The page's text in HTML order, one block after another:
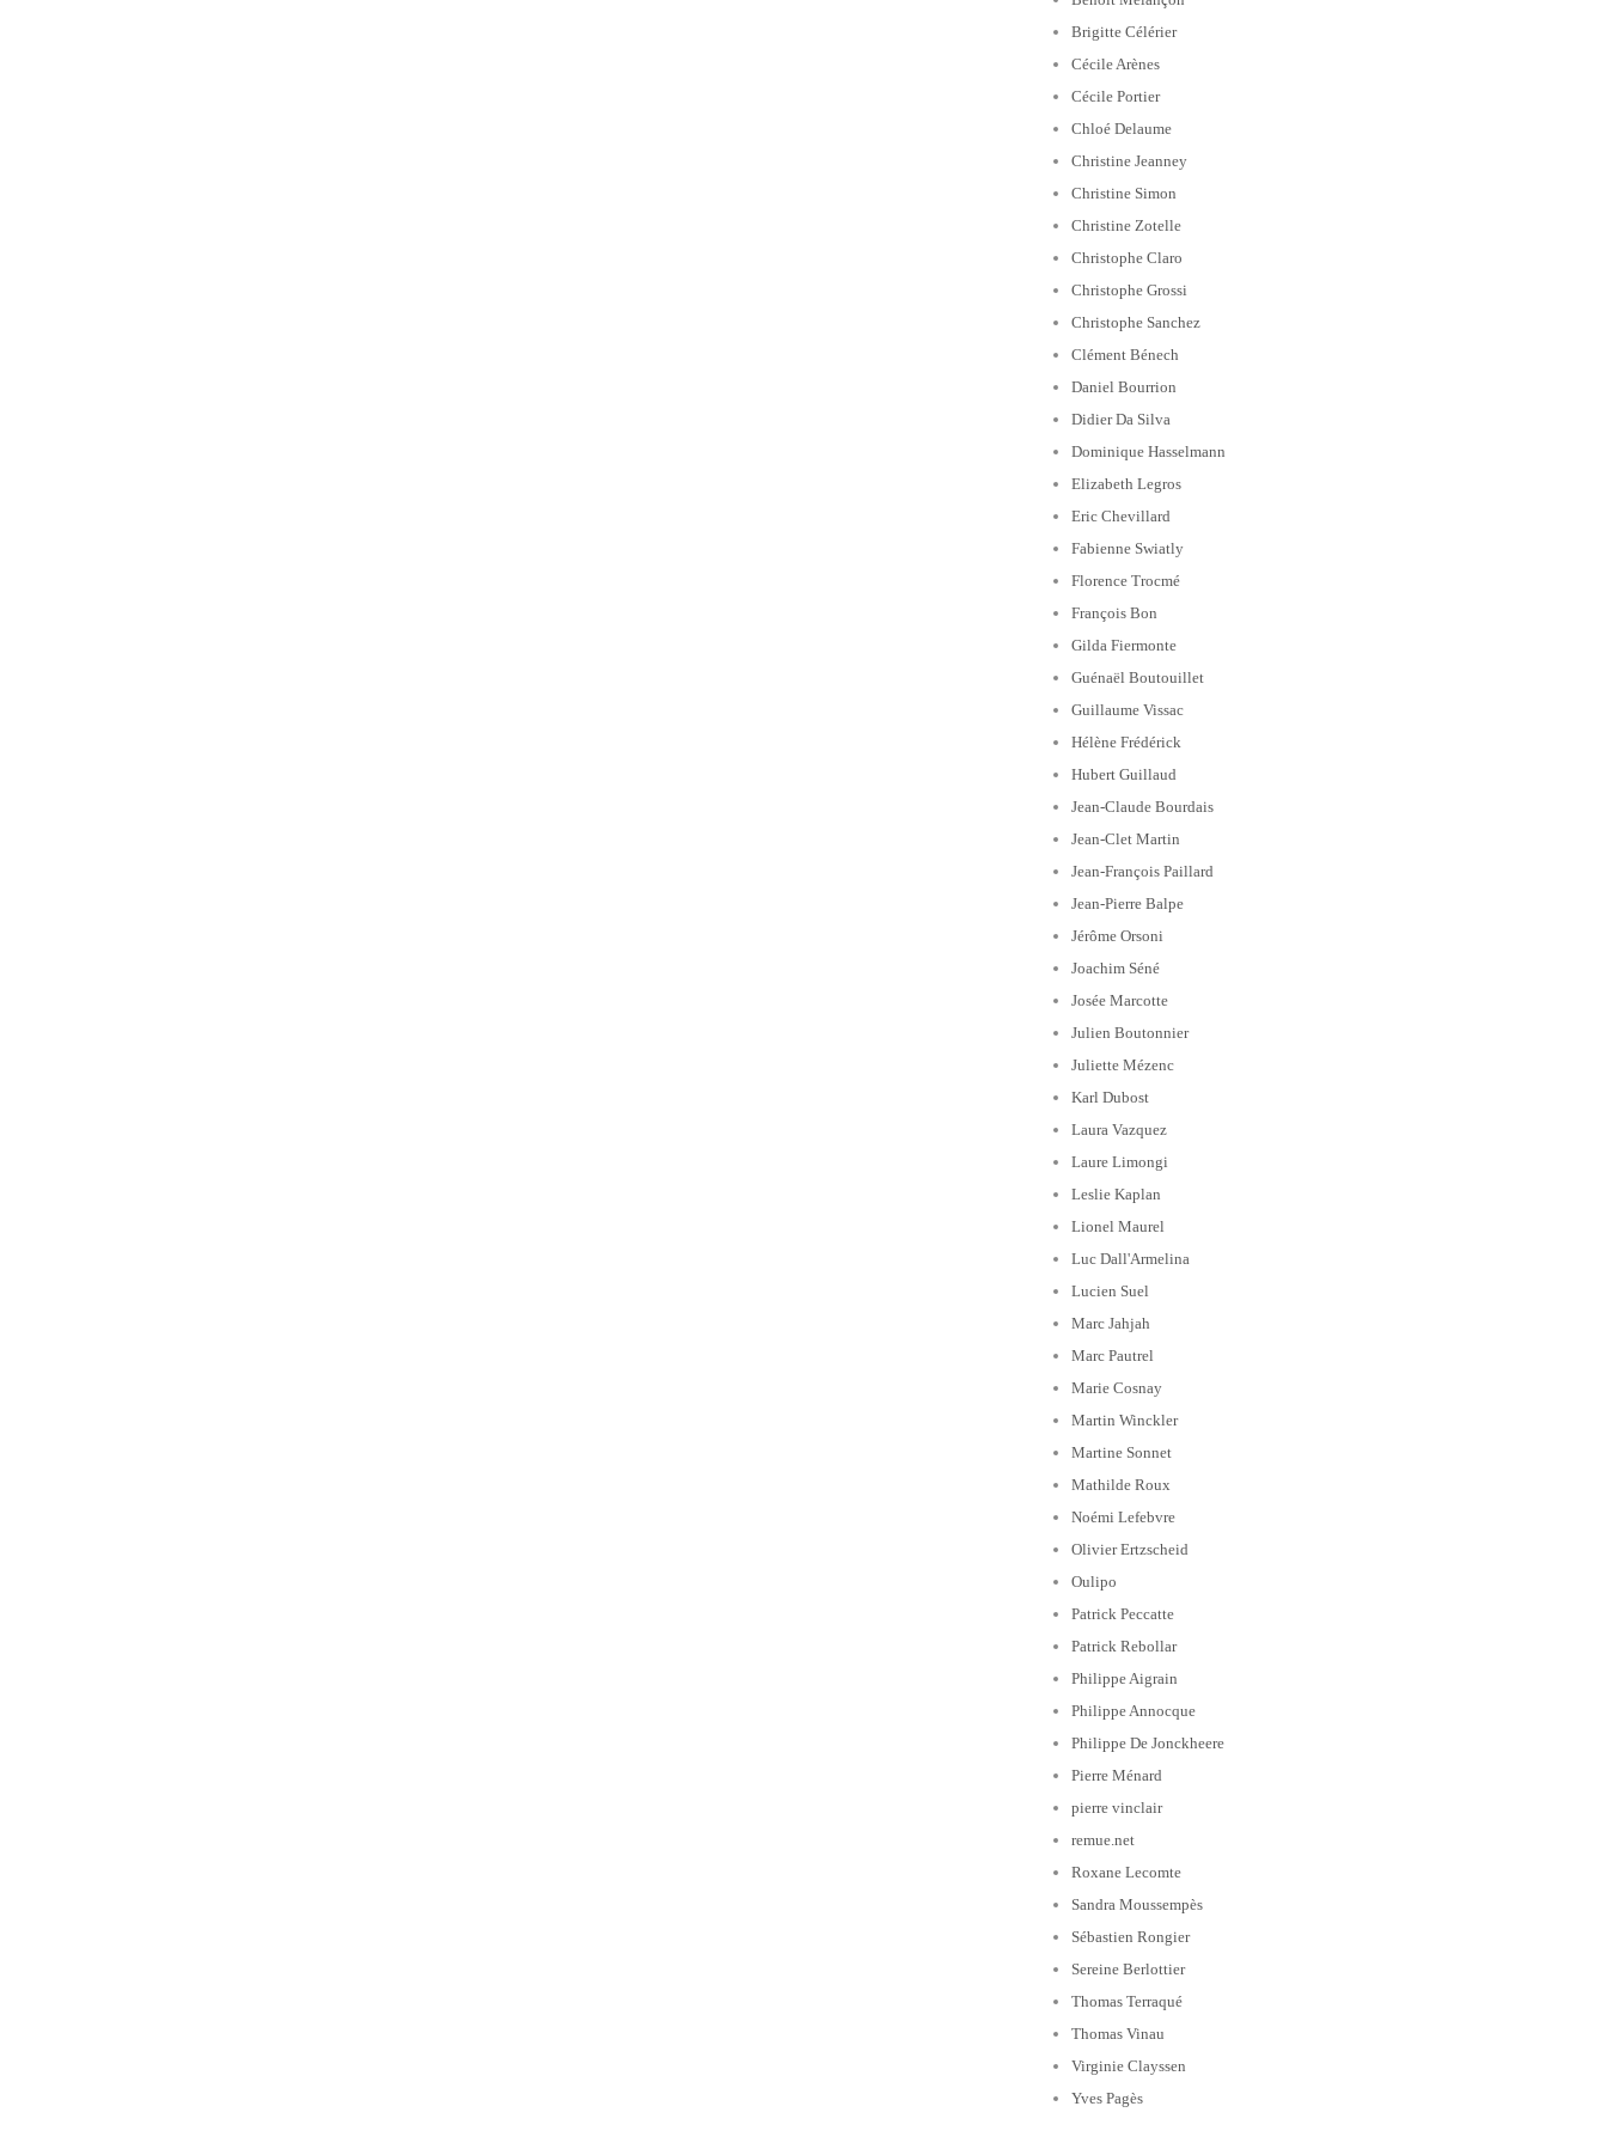
Brigitte Célérier
Cécile Arènes
Cécile Portier
Chloé Delaume
Christine Jeanney
Christine Simon
Christine Zotelle
Christophe Claro
Christophe Grossi
Christophe Sanchez
Clément Bénech
Daniel Bourrion
Didier Da Silva
Dominique Hasselmann
Elizabeth Legros
Eric Chevillard
Fabienne Swiatly
Florence Trocmé
François Bon
Gilda Fiermonte
Guénaël Boutouillet
Guillaume Vissac
Hélène Frédérick
Hubert Guillaud
Jean-Claude Bourdais
Jean-Clet Martin
Jean-François Paillard
Jean-Pierre Balpe
Jérôme Orsoni
Joachim Séné
Josée Marcotte
Julien Boutonnier
Juliette Mézenc
Karl Dubost
Laura Vazquez
Laure Limongi
Leslie Kaplan
Lionel Maurel
Luc Dall'Armelina
Lucien Suel
Marc Jahjah
Marc Pautrel
Marie Cosnay
Martin Winckler
Martine Sonnet
Mathilde Roux
Noémi Lefebvre
Olivier Ertzscheid
Oulipo
Patrick Peccatte
Patrick Rebollar
Philippe Aigrain
Philippe Annocque
Philippe De Jonckheere
Pierre Ménard
pierre vinclair
remue.net
Roxane Lecomte
Sandra Moussempès
Sébastien Rongier
Sereine Berlottier
Thomas Terraqué
Thomas Vinau
Virginie Clayssen
Yves Pagès